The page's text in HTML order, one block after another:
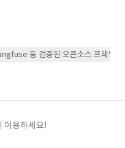
등 검증된 오픈소스 프레임워
이용하세요!